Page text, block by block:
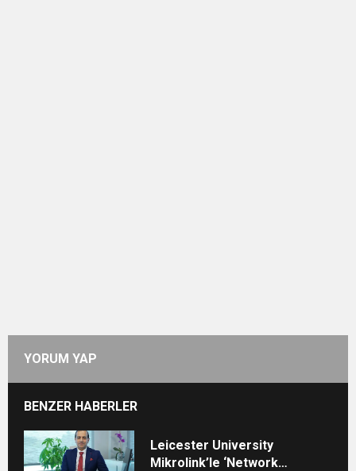
YORUM YAP
BENZER HABERLER
Leicester University
Mikrolink’le ‘Network